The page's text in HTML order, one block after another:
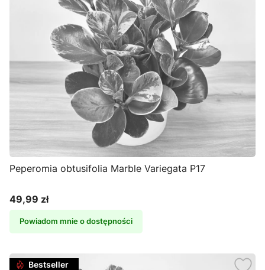
Peperomia obtusifolia Marble Variegata P17
Cena
49,99 zł
Powiadom mnie o dostępności
Bestseller